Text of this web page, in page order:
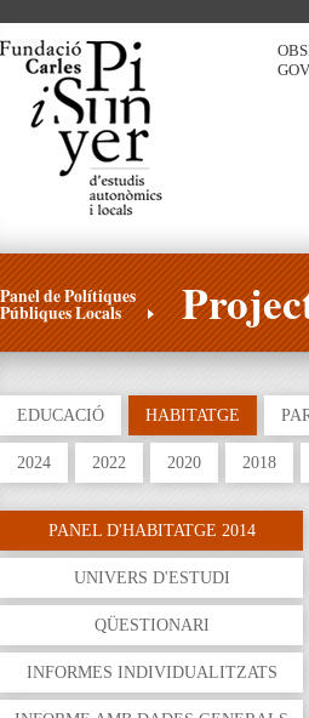
Panel de Polítiques
Públiques Locals
EDUCACIÓ HABITATGE
2024 2022 2020 2018
PANEL D'HABITATGE 2014
UNIVERS D'ESTUDI
QÜESTIONARI
INFORMES INDIVIDUALITZATS